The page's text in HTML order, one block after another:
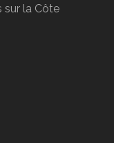
sur la Côte